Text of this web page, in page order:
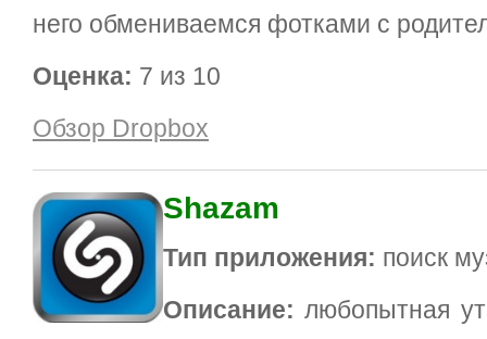
него обмениваемся фотками с
Оценка: 7 из 10
Обзор Dropbox
Shazam
Тип приложения: поиск
Описание: любопытная